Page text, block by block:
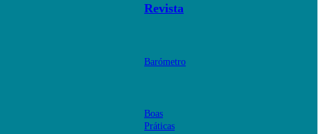
Revista
Barómetro
Boas
Práticas